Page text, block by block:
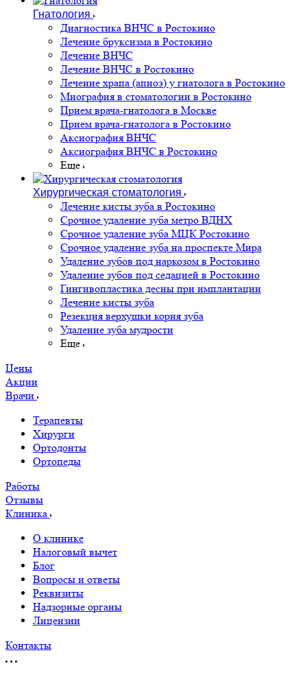
Гнатология
Диагностика ВНЧС в Ростокино
Лечение бруксизма в Ростокино
Лечение ВНЧС
Лечение ВНЧС в Ростокино
Лечение храпа (апноэ) у гнатолога в Ростокино
Миография в стоматологии в Ростокино
Прием врача-гнатолога в Москве
Прием врача-гнатолога в Ростокино
Аксиография ВНЧС
Аксиография ВНЧС в Ростокино
Еще
Хирургическая стоматология
Лечение кисты зуба в Ростокино
Срочное удаление зуба метро ВДНХ
Срочное удаление зуба МЦК Ростокино
Срочное удаление зуба на проспекте Мира
Удаление зубов под наркозом в Ростокино
Удаление зубов под седацией в Ростокино
Гингивопластика десны при имплантации
Лечение кисты зуба
Резекция верхушки корня зуба
Удаление зуба мудрости
Еще
Цены
Акции
Врачи
Терапевты
Хирурги
Ортодонты
Ортопеды
Работы
Отзывы
Клиника
О клинике
Налоговый вычет
Блог
Вопросы и ответы
Реквизиты
Надзорные органы
Лицензии
Контакты